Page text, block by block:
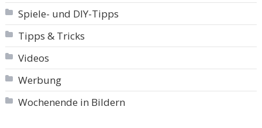
Spiele- und DIY-Tipps
Tipps & Tricks
Videos
Werbung
Wochenende in Bildern